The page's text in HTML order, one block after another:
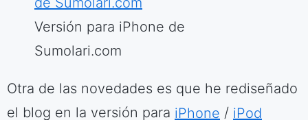
Versión para iPhone de
Sumolari.com
Otra de las novedades es que he rediseñado
el blog en la versión para iPhone / iPod